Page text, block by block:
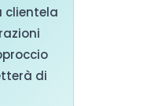
clientela
di